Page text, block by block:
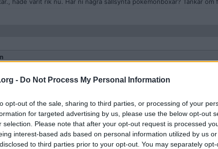
- Do Not Process My Personal Information
opt-out of the sale, sharing to third parties, or processing of your
for targeted advertising by us, please use the below opt-out
selection. Please note that after your opt-out request is processed
interest-based ads based on personal information utilized by us
to third parties prior to your opt-out. You may separately